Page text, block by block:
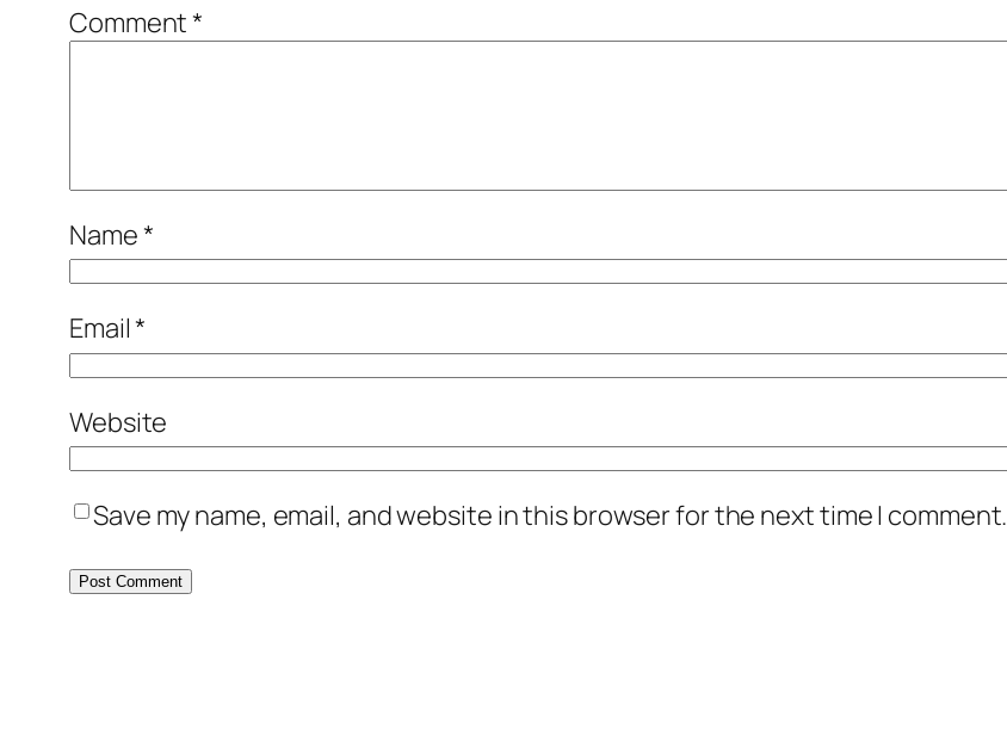
Comment*
Name*
Email*
Website
Save my name, email, and website in this browser for the next time I comment.